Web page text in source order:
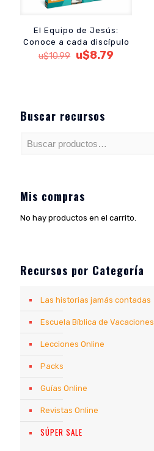
El Equipo de Jesús:
Conoce a cada discípulo
u$10.99 El
u$8.79El
Buscar recursos
Mis compras
No hay productos en el carrito.
Recursos por Categoría
Las historias jamás contadas
Escuela Bíblica de Vacaciones
Lecciones Online
Packs
Guías Online
Revistas Online
SÚPER SALE